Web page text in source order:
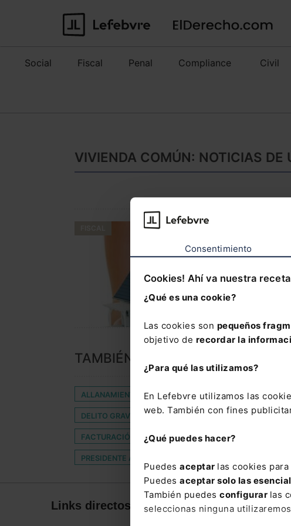
Consentimiento
Cookies! Ahí va nuestra
¿Qué es una cookie?
Las cookies son pequeños
objetivo de recordar la
¿Para qué las utilizamos?
En Lefebvre utilizamos las
web. También con fines
¿Qué puedes hacer?
Puedes aceptar las cookies
Puedes aceptar solo las
También puedes configurar las
seleccionas ninguna
Social Fiscal Penal Compliance Civil
VIVIENDA COMÚN: NOTICIAS
TAMBIÉN TE PUEDE INTERESAR
ALLANAMIENTO DE MORADA CATASTRO CCN
DELITO GRAVE DISTINTIVIDAD SOBREVENIDA
FACTURACIÓN SERVICIOS JURÍDICOS
PRESIDENTE ATA
Links directos Corporativo